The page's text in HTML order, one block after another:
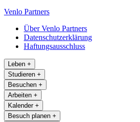
Venlo Partners
Über Venlo Partners
Datenschutzerklärung
Haftungsausschluss
Leben +
Studieren +
Besuchen +
Arbeiten +
Kalender +
Besuch planen +